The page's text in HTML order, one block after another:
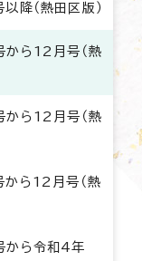
降（熱田区版）
ら12月号（熱
ら12月号（熱
ら12月号（熱
から令和4年